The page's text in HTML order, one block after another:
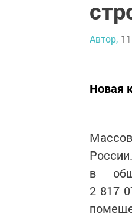
Автор,
Новая
в
2 817